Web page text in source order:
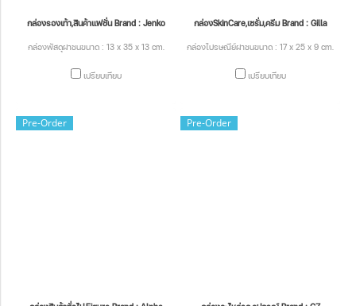
กล่องรองเท้า,สินค้าแฟชั่น Brand : Jenko
กล่องพัสดุฝาชนขนาด : 13 x 35 x 13 cm.
เปรียบเทียบ
กล่องSkinCare,เซรั่ม,ครีม Brand : Gilla
กล่องไปรษณีย์ฝาชนขนาด : 17 x 25 x 9 cm.
เปรียบเทียบ
Pre-Order Pre-Order